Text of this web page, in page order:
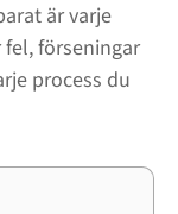
är varje
förseningar
process du